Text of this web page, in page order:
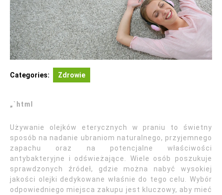
Categories: Zdrowie
„`html
Używanie olejków eterycznych w praniu to świetny
sposób na nadanie ubraniom naturalnego, przyjemnego
zapachu oraz na potencjalne właściwości
antybakteryjne i odświeżające. Wiele osób poszukuje
sprawdzonych źródeł, gdzie można nabyć wysokiej
jakości olejki dedykowane właśnie do tego celu. Wybór
odpowiedniego miejsca zakupu jest kluczowy, aby mieć